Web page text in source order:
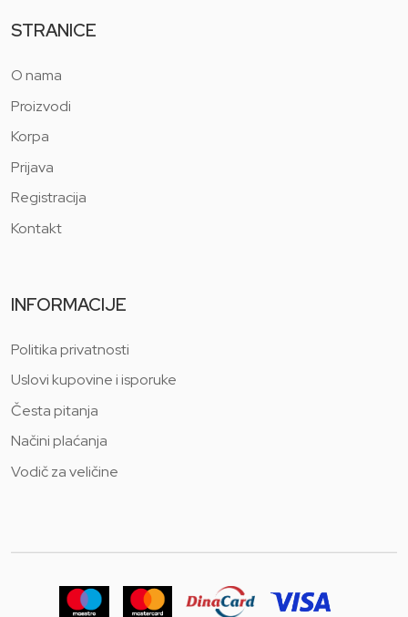
STRANICE
O nama
Proizvodi
Korpa
Prijava
Registracija
Kontakt
INFORMACIJE
Politika privatnosti
Uslovi kupovine i isporuke
Česta pitanja
Načini plaćanja
Vodič za veličine